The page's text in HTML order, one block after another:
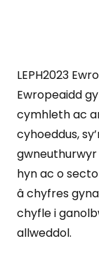
LEPH2023
Ewropeaidd
cymhleth ac
cyhoeddus,
gwneuthurwyr
hyn ac o
â chyfres
chyfle i
allweddol.